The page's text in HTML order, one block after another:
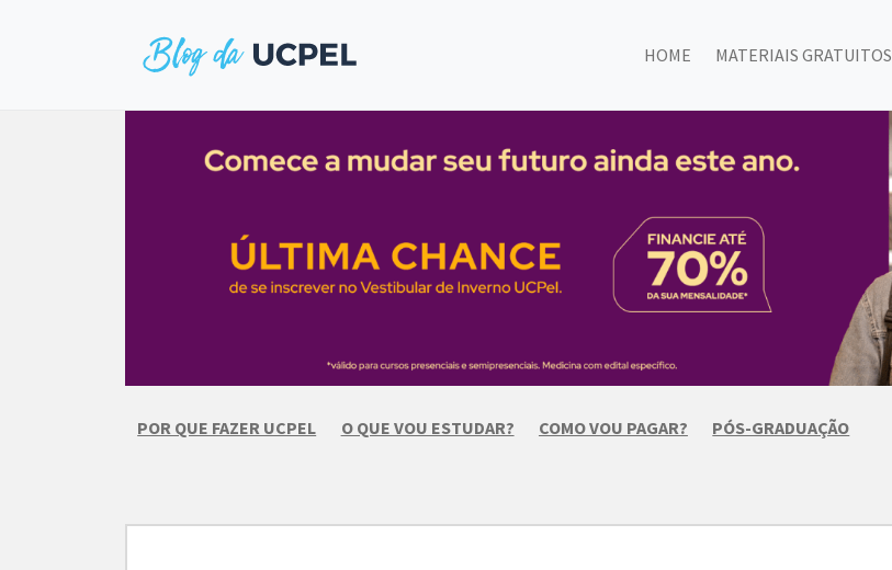
HOME MATERIAIS GRATUITOS
POR QUE FAZER UCPEL O QUE VOU ESTUDAR? COMO VOU PAGAR? PÓS-GRADUAÇÃO